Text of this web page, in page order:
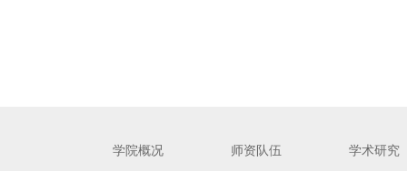
学院概况 师资队伍 学术研究